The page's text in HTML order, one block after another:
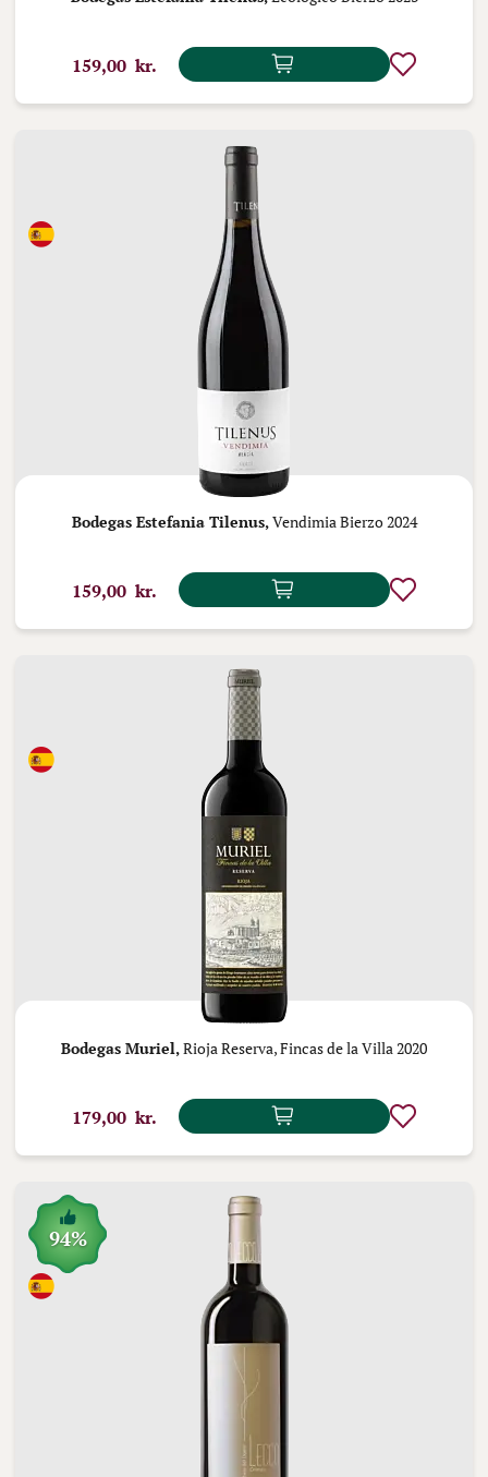
159,00 kr.
Bodegas Estefania Tilenus,Vendimia Bierzo 2024
159,00 kr.
Bodegas Muriel, Rioja Reserva, Fincas de la Villa 2020
179,00 kr.
94%